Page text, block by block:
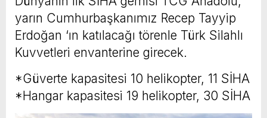
yarın Cumhurbaşkanımız Recep Tayyip
Erdoğan ‘ın katılacağı törenle Türk Silahlı
Kuvvetleri envanterine girecek.
*Güverte kapasitesi 10 helikopter, 11 SİHA
*Hangar kapasitesi 19 helikopter, 30 SİHA